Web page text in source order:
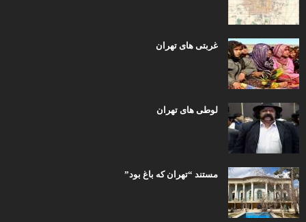
غربتی های تهران
لوطی های تهران
مستند “تهران که باغ بود”